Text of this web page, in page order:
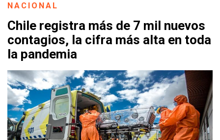
NACIONAL
Chile registra más de 7 mil nuevos
contagios, la cifra más alta en toda
la pandemia